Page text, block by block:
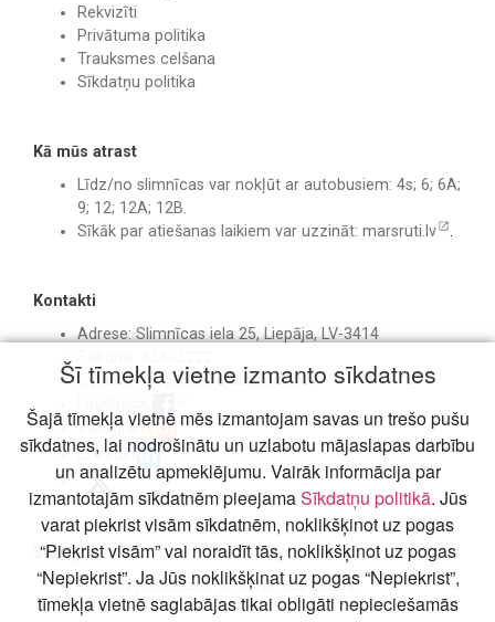
Rekvizīti
Privātuma politika
Trauksmes celšana
Sīkdatņu politika
Kā mūs atrast
Līdz/no slimnīcas var nokļūt ar autobusiem: 4s; 6; 6A;
9; 12; 12A; 12B.
Sīkāk par atiešanas laikiem var uzzināt: marsruti.lv .
Kontakti
Adrese: Slimnīcas iela 25, Liepāja, LV-3414
E-pasts:birojs@liepajasslimnica.lv
Instagram
Linkedin
Svarīgi
Slimību profilakses un kontroles centrs
Šī tīmekļa vietne izmanto sīkdatnes
Šajā tīmekļa vietnē mēs izmantojam savas un trešo pušu
sīkdatnes, lai nodrošinātu un uzlabotu mājaslapas darbību
un analizētu apmeklējumu. Vairāk informācija par
izmantotajām sīkdatnēm pieejamaSīkdatņu politikā. Jūs
varat piekrist visām sīkdatnēm, noklikšķinot uz pogas
“Piekrist visām” vai noraidīt tās, noklikšķinot uz pogas
“Nepiekrist”. Ja Jūs noklikšķinat uz pogas “Nepiekrist”,
tīmekļa vietnē saglabājas tikai obligāti nepieciešamās